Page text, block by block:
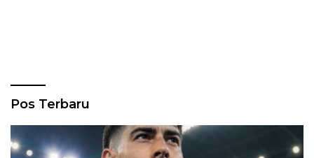
Pos Terbaru